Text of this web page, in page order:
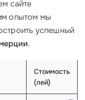
сайте
опытом мы
успешный
.
Стоимость
(лей)